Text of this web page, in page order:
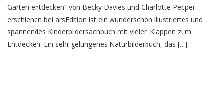
Garten entdecken“ von Becky Davies und Charlotte Pepper
erschienen bei arsEdition ist ein wunderschön illustriertes und
spannendes Kinderbildersachbuch mit vielen Klappen zum
Entdecken. Ein sehr gelungenes Naturbilderbuch, das […]